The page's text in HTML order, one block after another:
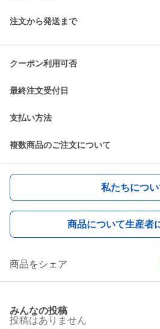
注文から発送まで
クーポン利用可否
最終注文受付日
支払い方法
複数商品のご注文について
私たちについ
商品について生産者
商品をシェア
みんなの投稿
投稿はありません